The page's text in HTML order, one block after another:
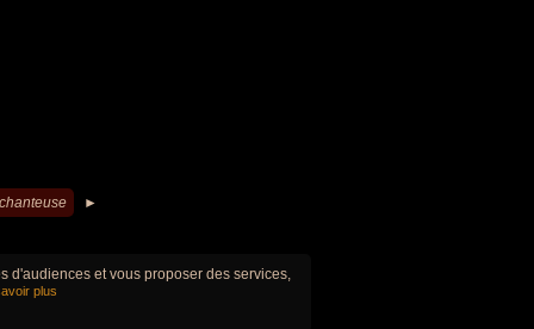
►
d'audiences et vous proposer des services,
plus